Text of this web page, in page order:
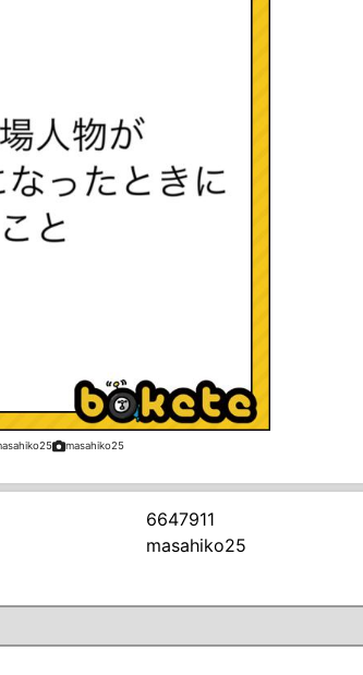
masahiko25
6647911
masahiko25